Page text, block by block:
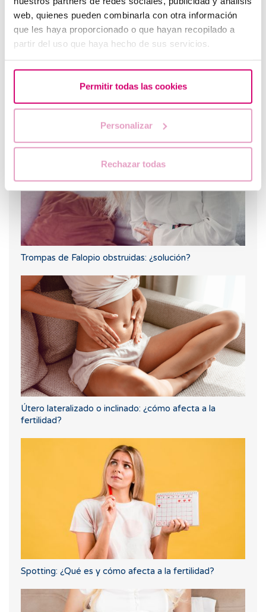
web, quienes pueden combinarla con otra información
que les haya proporcionado o que hayan recopilado a
partir del uso que haya hecho de sus servicios.
Permitir todas las cookies
Personalizar
Rechazar todas
embarazo
Trompas de Falopio obstruidas: ¿solución?
Útero lateralizado o inclinado: ¿cómo afecta a la
fertilidad?
Spotting: ¿Qué es y cómo afecta a la fertilidad?